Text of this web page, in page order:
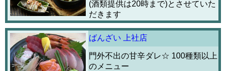
(酒類提供は20時まで)とさせていた
だきます
ばんざい 上社店
門外不出の甘辛ダレ☆ 100種類以上
のメニュー